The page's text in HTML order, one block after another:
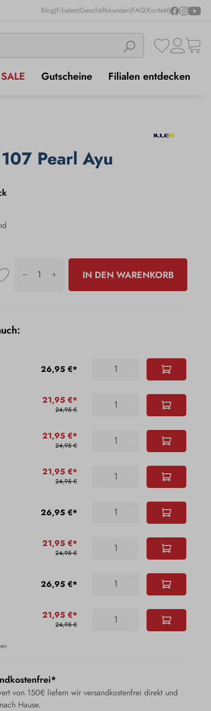
Blog|Filialen|Geschäftskunden|FAQ|Kontakt|
SALE Gutscheine Filialen entdecken
Pearl Ayu
IN DEN WARENKORB
26,95 €*
21,95 €*
24,95 €
21,95 €*
24,95 €
21,95 €*
24,95 €
26,95 €*
21,95 €*
24,95 €
26,95 €*
21,95 €*
24,95 €
von 150€ liefern wir versandkostenfrei direkt und
Hause.